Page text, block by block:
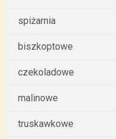
spiżarnia
biszkoptowe
czekoladowe
malinowe
truskawkowe